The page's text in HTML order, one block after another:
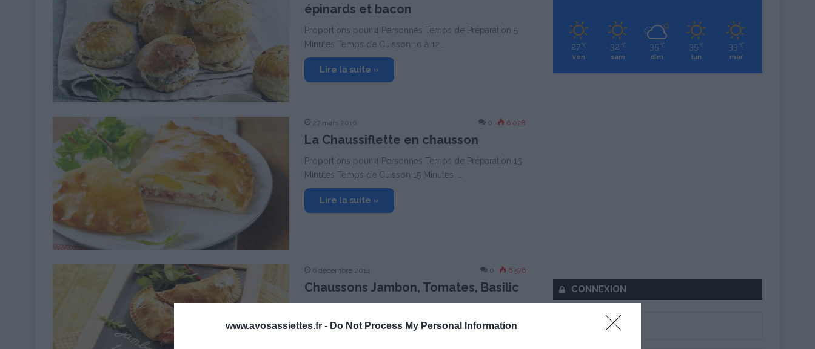
www.avosassiettes.fr - Do Not Process My Personal Information
épinards et bacon
Proportions pour 4 Personnes Temps de Préparation 5
Minutes Temps de Cuisson 10 à 12…
Lire la suite »
27 mars 2016 0 6 028
La Chaussiflette en chausson
Proportions pour 4 Personnes Temps de Préparation 15
Minutes Temps de Cuisson 15 Minutes …
Lire la suite »
6 décembre 2014 0 6 576
Chaussons Jambon, Tomates, Basilic
Minutes Temps de Cuisson 10 Minutes …
27 ℃
ven
32 ℃
sam
35 ℃
dim
35 ℃
lun
33 ℃
mar
CONNEXION